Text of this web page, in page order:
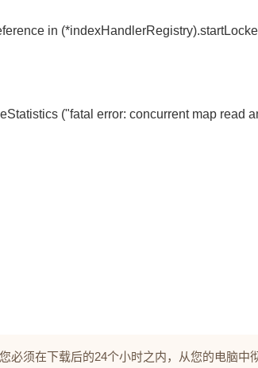
in
("fatal error: concurrent map read
必须在下载后的24个小时之内，从您的电脑中